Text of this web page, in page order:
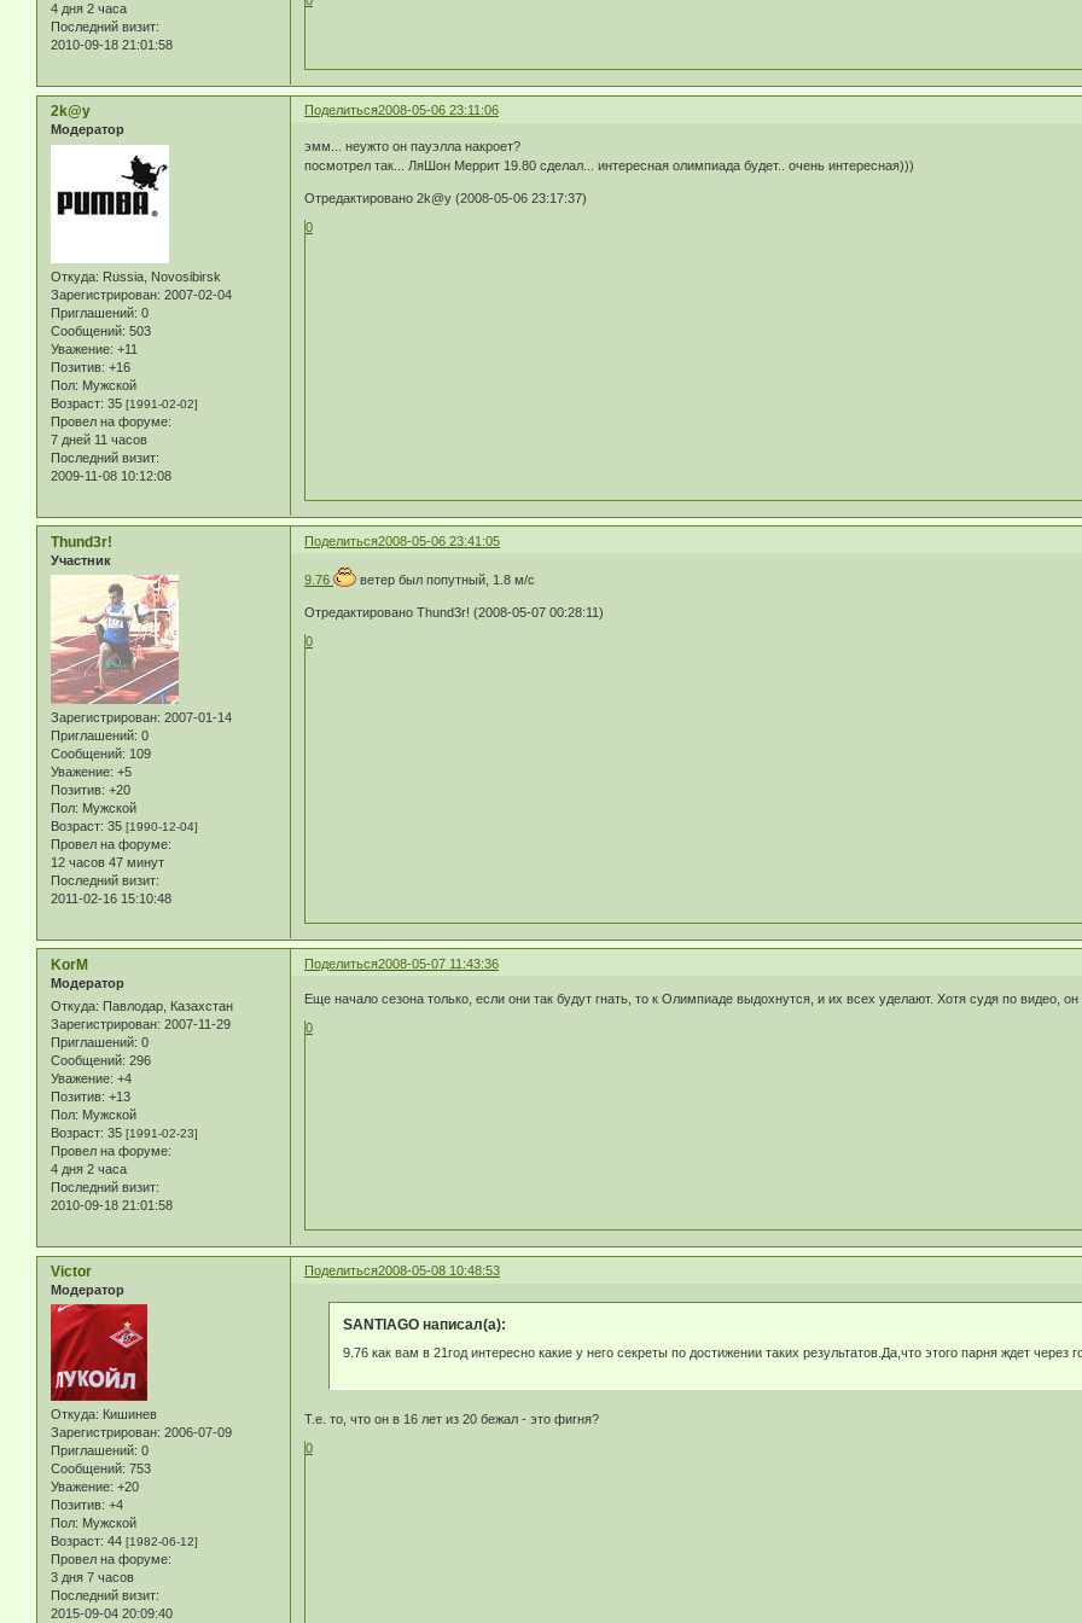
4 дня 2 часа
Последний визит:
2010-09-18 21:01:58
Поделиться2008-05-06 23:11:06
2k@y
Модератор
Откуда: Russia, Novosibirsk
Зарегистрирован: 2007-02-04
Приглашений: 0
Сообщений: 503
Уважение: +11
Позитив: +16
Пол: Мужской
Возраст: 35 [1991-02-02]
Провел на форуме:
7 дней 11 часов
Последний визит:
2009-11-08 10:12:08
эмм... неужто он пауэлла накроет?
посмотрел так... ЛяШон Меррит 19.80 сделал... интересная олимпиада будет.. очень интересная)))
Отредактировано 2k@y (2008-05-06 23:17:37)
0
Поделиться2008-05-06 23:41:05
Thund3r!
Участник
Зарегистрирован: 2007-01-14
Приглашений: 0
Сообщений: 109
Уважение: +5
Позитив: +20
Пол: Мужской
Возраст: 35 [1990-12-04]
Провел на форуме:
12 часов 47 минут
Последний визит:
2011-02-16 15:10:48
9.76 ветер был попутный, 1.8 м/c
Отредактировано Thund3r! (2008-05-07 00:28:11)
0
Поделиться2008-05-07 11:43:36
KorM
Модератор
Откуда: Павлодар, Казахстан
Зарегистрирован: 2007-11-29
Приглашений: 0
Сообщений: 296
Уважение: +4
Позитив: +13
Пол: Мужской
Возраст: 35 [1991-02-23]
Провел на форуме:
4 дня 2 часа
Последний визит:
2010-09-18 21:01:58
Еще начало сезона только, если они так будут гнать, то к Олимпиаде выдохнутся, и их всех уделают. Хотя судя по видео,
0
Поделиться2008-05-08 10:48:53
Victor
Модератор
Откуда: Кишинев
Зарегистрирован: 2006-07-09
Приглашений: 0
Сообщений: 753
Уважение: +20
Позитив: +4
Пол: Мужской
Возраст: 44 [1982-06-12]
Провел на форуме:
3 дня 7 часов
Последний визит:
2015-09-04 20:09:40
SANTIAGO написал(а):
9.76 как вам в 21год интересно какие у него секреты по достижении таких результатов.Да,что этого парня ждет
Т.е. то, что он в 16 лет из 20 бежал - это фигня?
0